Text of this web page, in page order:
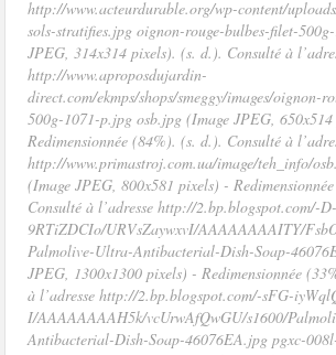
http://www.acteurdurable.org/wp-content/
sols-stratifies.jpg oignon-rouge-bulbes-filet-
JPEG, 314x314 pixels). (s. d.). Consulté à
http://www.aproposdujardin-
direct.com/ekmps/shops/smeggy/images/oignon-
500g-1071-p.jpg osb.jpg (Image JPEG,
Redimensionnée (84%). (s. d.). Consulté à
http://www.primastroj.com.ua/image/teh_info/
(Image JPEG, 800x581 pixels) -
Consulté à l’adresse http://2.bp.blogspot.com/-D-
9RTiZDCIo/URVsZaywxvI/AAAAAAAAITY/
Palmolive-Ultra-Antibacterial-Dish-Soap-
JPEG, 1300x1300 pixels) - Redimensionnée
à l’adresse http://2.bp.blogspot.com/-sFG-
I/AAAAAAAAH5k/vcUrwAfQwGU/s1600/
Antibacterial-Dish-Soap-46076EA.jpg pgxc-